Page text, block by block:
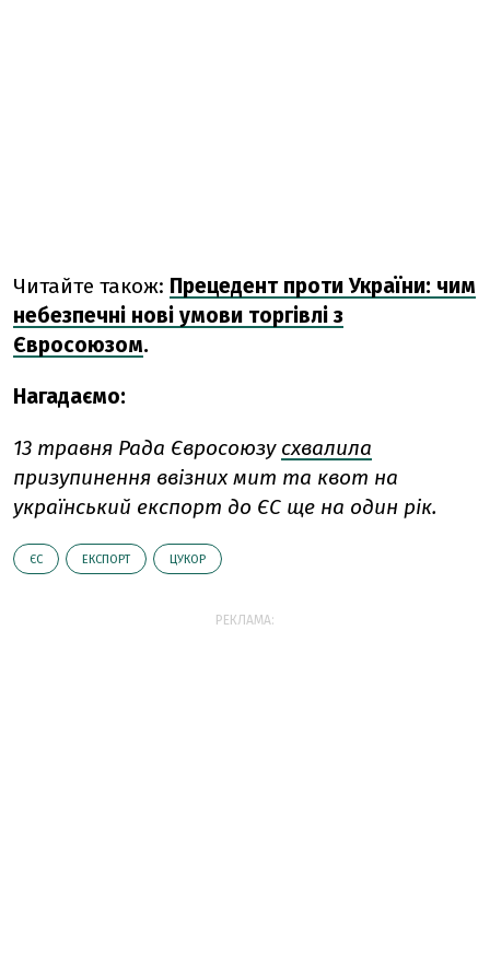
Читайте також: Прецедент проти України: чим
небезпечні нові умови торгівлі з
Євросоюзом.
Нагадаємо:
13 травня Рада Євросоюзу схвалила
призупинення ввізних мит та квот на
український експорт до ЄС ще на один рік.
ЄС ЕКСПОРТ ЦУКОР
РЕКЛАМА: